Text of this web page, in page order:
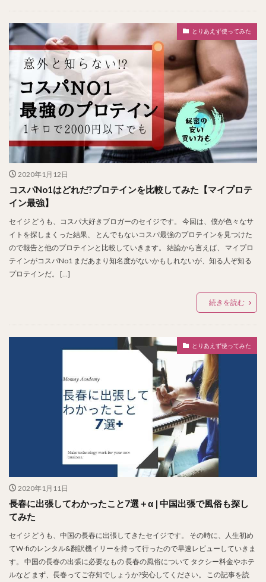
とりあえず使ってみた
2020年1月12日
コスパNo1はどれだ?プロテインを比較してみた【マイプロテ
イン最強】
セイジ どうも、コスパ大好きブロガーのセイジです。 今回は、僕が色々なサ
イトを探しまくった結果、 とんでもないコスパ最強のプロテインを見つけた
ので報告と他のプロテインと比較していきます。 結論から言えば、 マイプロ
テインがコスパNo1 まだあまり知名度がないかもしれないが、知る人ぞ知る
プロテインだ。 […]
続きを読む
とりあえず使ってみた
2020年1月11日
長春に出張してわかったこと7選＋α | 中国出張で風俗も探し
てみた
セイジ どうも、中国の長春に出張してきたセイジです。 その時に、人生初め
てW-fiのレンタル&翻訳機イリーを持って行ったので早速レビューしていきま
す。 中国の長春の出張に必要なもの 長春の風俗について タクシー料金やホテ
ルなど まず、長春ってご存知でしょうか?安心してください。 この記事を読